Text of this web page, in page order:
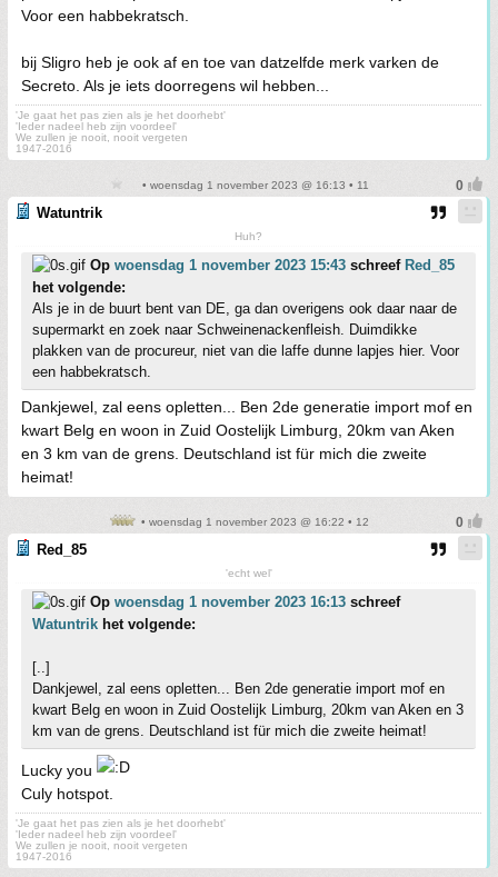
Voor een habbekratsch.
bij Sligro heb je ook af en toe van datzelfde merk varken de
Secreto. Als je iets doorregens wil hebben...
'Je gaat het pas zien als je het doorhebt'
'Ieder nadeel heb zijn voordeel'
We zullen je nooit, nooit vergeten
1947-2016
• woensdag 1 november 2023 @ 16:13 • 11
Watuntrik
Huh?
Op woensdag 1 november 2023 15:43 schreef Red_85
het volgende:
Als je in de buurt bent van DE, ga dan overigens ook daar naar de
supermarkt en zoek naar Schweinenackenfleish. Duimdikke
plakken van de procureur, niet van die laffe dunne lapjes hier. Voor
een habbekratsch.
Dankjewel, zal eens opletten... Ben 2de generatie import mof en
kwart Belg en woon in Zuid Oostelijk Limburg, 20km van Aken
en 3 km van de grens. Deutschland ist für mich die zweite
heimat!
• woensdag 1 november 2023 @ 16:22 • 12
Red_85
'echt wel'
Op woensdag 1 november 2023 16:13 schreef
Watuntrik het volgende:
[..]
Dankjewel, zal eens opletten... Ben 2de generatie import mof en
kwart Belg en woon in Zuid Oostelijk Limburg, 20km van Aken en 3
km van de grens. Deutschland ist für mich die zweite heimat!
Lucky you
Culy hotspot.
'Je gaat het pas zien als je het doorhebt'
'Ieder nadeel heb zijn voordeel'
We zullen je nooit, nooit vergeten
1947-2016